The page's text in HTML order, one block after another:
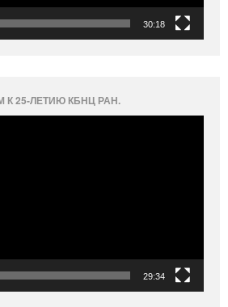
30:18
К 25-ЛЕТИЮ КБНЦ РАН.
29:34